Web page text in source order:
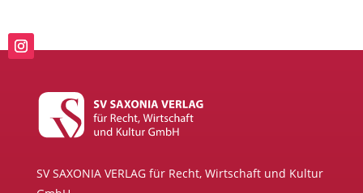
SV SAXONIA VERLAG für Recht, Wirtschaft und Kultur